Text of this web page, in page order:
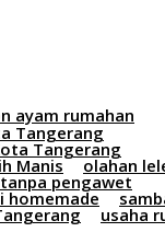
ayam rumahan
Tangerang
Tangerang
Manis olahan
pengawet
homemade
usaha